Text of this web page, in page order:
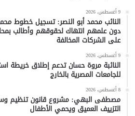
9 أغسطس، 2026
النائب محمد أبو النصر: تسجيل خطوط
دون علمهم انتهاك لحقوقهم وأطالب
على الشركات المخالفة
9 أغسطس، 2026
النائبة مروة حسان تدعم إطلاق خريطة
للجامعات المصرية بالخارج
8 أغسطس، 2026
مصطفى البهي: مشروع قانون تنظيم
التزييف العميق ويحمي الأطفال